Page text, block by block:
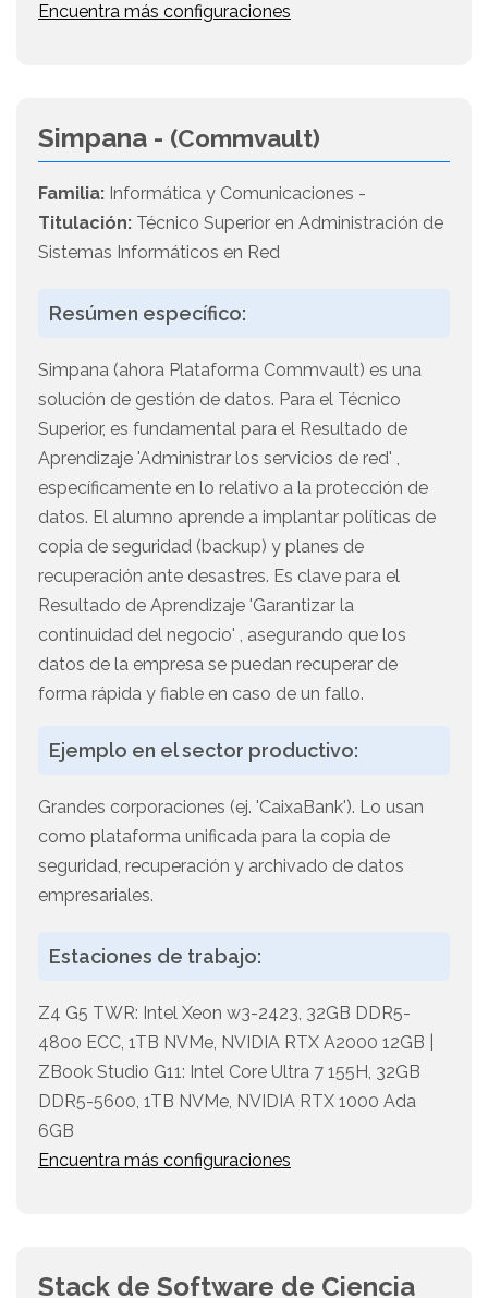
Encuentra más configuraciones
Simpana - (Commvault)
Familia: Informática y Comunicaciones -
Titulación: Técnico Superior en Administración de
Sistemas Informáticos en Red
Resúmen específico:
Simpana (ahora Plataforma Commvault) es una
solución de gestión de datos. Para el Técnico
Superior, es fundamental para el Resultado de
Aprendizaje 'Administrar los servicios de red' ,
específicamente en lo relativo a la protección de
datos. El alumno aprende a implantar políticas de
copia de seguridad (backup) y planes de
recuperación ante desastres. Es clave para el
Resultado de Aprendizaje 'Garantizar la
continuidad del negocio' , asegurando que los
datos de la empresa se puedan recuperar de
forma rápida y fiable en caso de un fallo.
Ejemplo en el sector productivo:
Grandes corporaciones (ej. 'CaixaBank'). Lo usan
como plataforma unificada para la copia de
seguridad, recuperación y archivado de datos
empresariales.
Estaciones de trabajo:
Z4 G5 TWR: Intel Xeon w3-2423, 32GB DDR5-
4800 ECC, 1TB NVMe, NVIDIA RTX A2000 12GB |
ZBook Studio G11: Intel Core Ultra 7 155H, 32GB
DDR5-5600, 1TB NVMe, NVIDIA RTX 1000 Ada
6GB
Encuentra más configuraciones
Stack de Software de Ciencia